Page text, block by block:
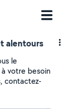
alentours
le
votre besoin
contactez-